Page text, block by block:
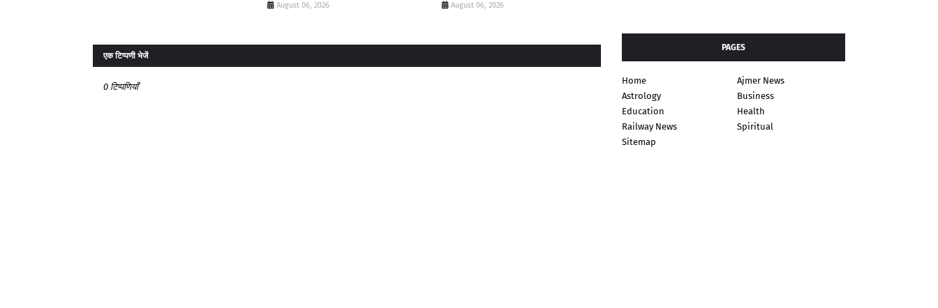
August 06, 2026 August 06, 2026
एक टिप्पणी भेजें
0 टिप्पणियाँ
PAGES
Home
Ajmer News
Astrology
Business
Education
Health
Railway News
Spiritual
Sitemap